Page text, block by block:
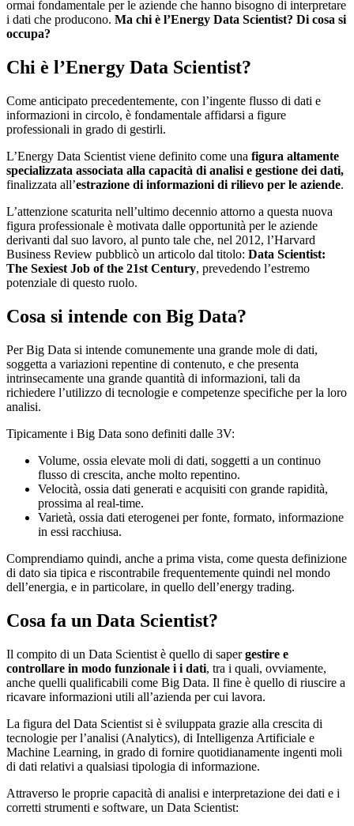
ormai fondamentale per le aziende che hanno bisogno di interpretare
i dati che producono. Ma chi è l’Energy Data Scientist? Di cosa si
occupa?
Chi è l’Energy Data Scientist?
Come anticipato precedentemente, con l’ingente flusso di dati e
informazioni in circolo, è fondamentale affidarsi a figure
professionali in grado di gestirli.
L’Energy Data Scientist viene definito come una figura altamente
specializzata associata alla capacità di analisi e gestione dei dati,
finalizzata all’estrazione di informazioni di rilievo per le aziende.
L’attenzione scaturita nell’ultimo decennio attorno a questa nuova
figura professionale è motivata dalle opportunità per le aziende
derivanti dal suo lavoro, al punto tale che, nel 2012, l’Harvard
Business Review pubblicò un articolo dal titolo: Data Scientist:
The Sexiest Job of the 21st Century, prevedendo l’estremo
potenziale di questo ruolo.
Cosa si intende con Big Data?
Per Big Data si intende comunemente una grande mole di dati,
soggetta a variazioni repentine di contenuto, e che presenta
intrinsecamente una grande quantità di informazioni, tali da
richiedere l’utilizzo di tecnologie e competenze specifiche per la loro
analisi.
Tipicamente i Big Data sono definiti dalle 3V:
Volume, ossia elevate moli di dati, soggetti a un continuo
flusso di crescita, anche molto repentino.
Velocità, ossia dati generati e acquisiti con grande rapidità,
prossima al real-time.
Varietà, ossia dati eterogenei per fonte, formato, informazione
in essi racchiusa.
Comprendiamo quindi, anche a prima vista, come questa definizione
di dato sia tipica e riscontrabile frequentemente quindi nel mondo
dell’energia, e in particolare, in quello dell’energy trading.
Cosa fa un Data Scientist?
Il compito di un Data Scientist è quello di sapergestire e
controllare in modo funzionale i i dati, tra i quali, ovviamente,
anche quelli qualificabili come Big Data. Il fine è quello di riuscire a
ricavare informazioni utili all’azienda per cui lavora.
La figura del Data Scientist si è sviluppata grazie alla crescita di
tecnologie per l’analisi (Analytics), di Intelligenza Artificiale e
Machine Learning, in grado di fornire quotidianamente ingenti moli
di dati relativi a qualsiasi tipologia di informazione.
Attraverso le proprie capacità di analisi e interpretazione dei dati e i
corretti strumenti e software, un Data Scientist: